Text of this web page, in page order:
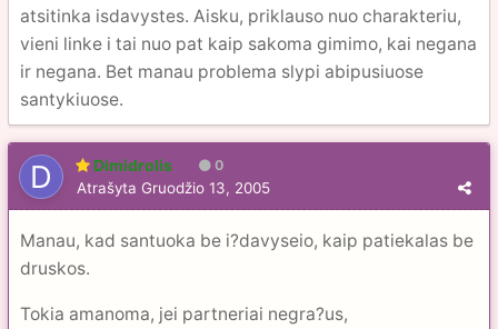
atsitinka isdavystes. Aisku, priklauso nuo charakteriu,
vieni linke i tai nuo pat kaip sakoma gimimo, kai negana
ir negana. Bet manau problema slypi abipusiuose
santykiuose.
Dimidrolis 0
Atrašyta Gruodžio 13, 2005
Manau, kad santuoka be i?davyseio, kaip patiekalas be
druskos.
Tokia amanoma, jei partneriai negra?us,